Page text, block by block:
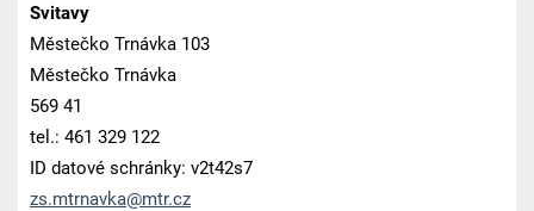
Svitavy
Městečko Trnávka 103
Městečko Trnávka
569 41
tel.: 461 329 122
ID datové schránky: v2t42s7
zs.mtrnavka@mtr.cz